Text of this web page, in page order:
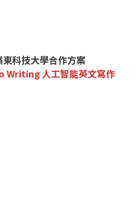
東科技大學合作方案
Writing 人工智能英文寫作